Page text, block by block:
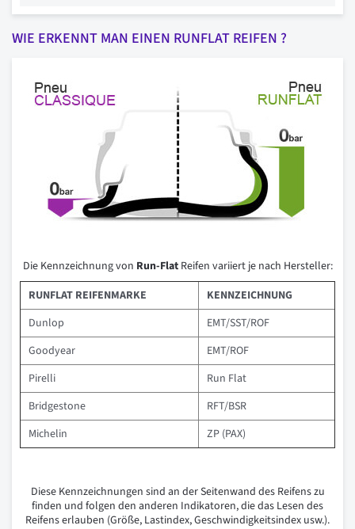
WIE ERKENNT MAN EINEN RUNFLAT REIFEN ?
Die Kennzeichnung von Run-FlatReifen variiert je nach Hersteller:
RUNFLAT REIFENMARKE
KENNZEICHNUNG
Dunlop
EMT/SST/ROF
Goodyear
EMT/ROF
Pirelli
Run Flat
Bridgestone
RFT/BSR
Michelin
ZP (PAX)
Diese Kennzeichnungen sind an der Seitenwand des Reifens zu
finden und folgen den anderen Indikatoren, die das Lesen des
Reifens erlauben (Größe, Lastindex, Geschwindigkeitsindex usw.).